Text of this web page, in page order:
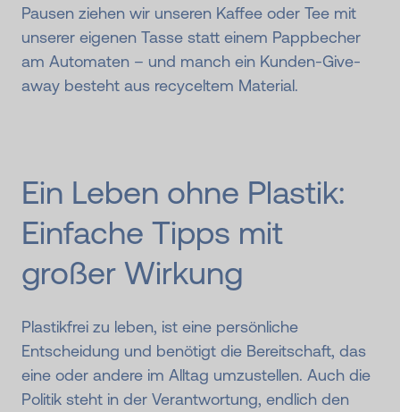
Pausen ziehen wir unseren Kaffee oder Tee mit
unserer eigenen Tasse statt einem Pappbecher
am Automaten – und manch ein Kunden-Give-
away besteht aus recyceltem Material.
Ein Leben ohne Plastik:
Einfache Tipps mit
großer Wirkung
Plastikfrei zu leben, ist eine persönliche
Entscheidung und benötigt die Bereitschaft, das
eine oder andere im Alltag umzustellen. Auch die
Politik steht in der Verantwortung, endlich den